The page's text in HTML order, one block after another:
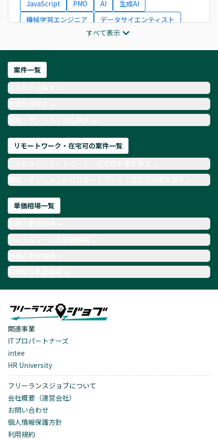
JavaScript
PMO AI
生成AI
機械学習エンジニア
データサイエンティスト
ITコンサルタント
フロントエンドエンジニア
ネットワークエンジニア
AIエンジニア
Webデザイナー
月収100万円 業務委託
COBOL
Ruby
TypeScript
Laravel AWS
すべて表示
案件一覧
単価から探す
職種・ポジションから探す
リモートワーク・在宅可の案件一覧
職種・ポジションからリモートワーク・在宅可の案件探す
単価相場一覧
職種の単価相場
AI関連の単価相場
関連事業
ITプロパートナーズ
intee
HR University
フリーランスジョブについて
会社概要（運営会社）
お問い合わせ
個人情報保護方針
利用規約